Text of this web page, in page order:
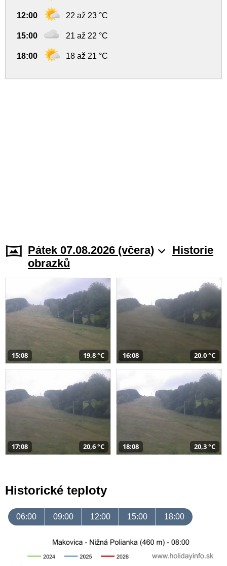
12:00 22 až 23 °C
15:00 21 až 22 °C
18:00 18 až 21 °C
Pátek 07.08.2026 (včera)
Historie
obrazků
15:08 19,8 °C 16:08 20,0 °C
17:08 20,6 °C 18:08 20,3 °C
Historické teploty
06:00 09:00 12:00 15:00 18:00